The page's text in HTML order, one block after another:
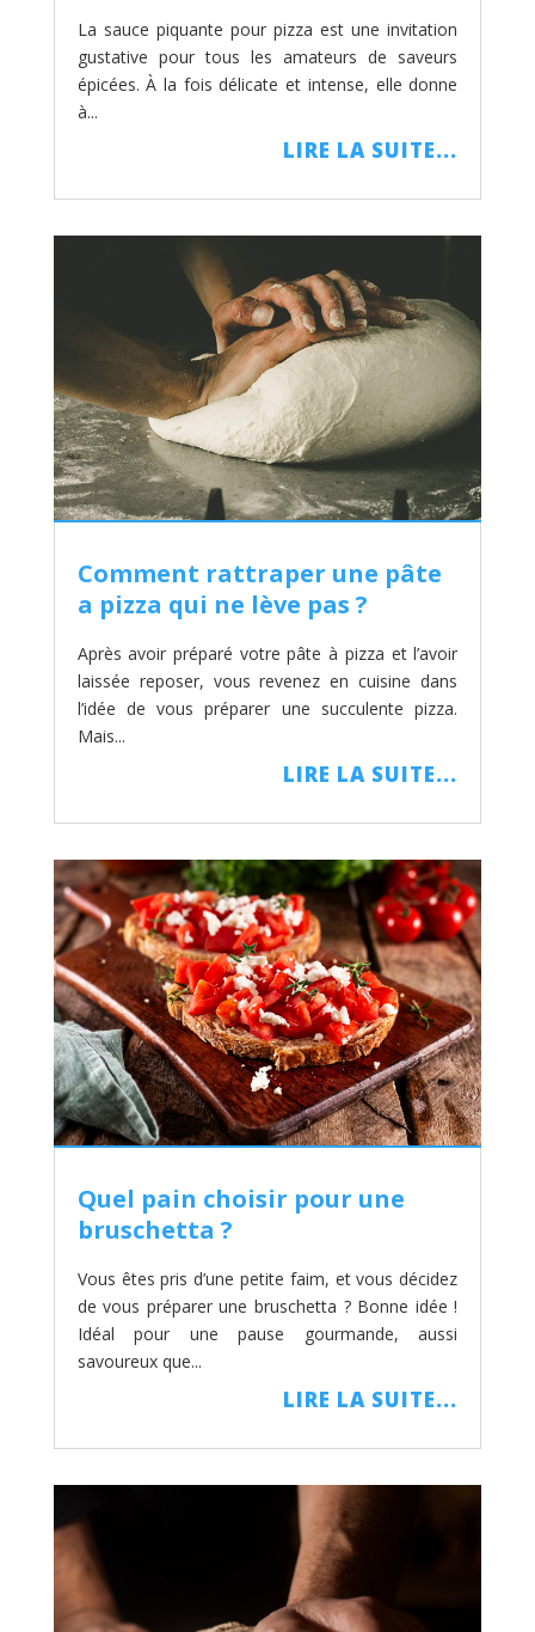
La sauce piquante pour pizza est une invitation
gustative pour tous les amateurs de saveurs
épicées. À la fois délicate et intense, elle donne
à...
LIRE LA SUITE...
Comment rattraper une pâte
a pizza qui ne lève pas ?
Après avoir préparé votre pâte à pizza et l’avoir
laissée reposer, vous revenez en cuisine dans
l’idée de vous préparer une succulente pizza.
Mais...
LIRE LA SUITE...
Quel pain choisir pour une
bruschetta ?
Vous êtes pris d’une petite faim, et vous décidez
de vous préparer une bruschetta ? Bonne idée !
Idéal pour une pause gourmande, aussi
savoureux que...
LIRE LA SUITE...